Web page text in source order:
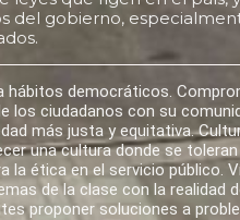
del gobierno,
hábitos democráticos.
los ciudadanos con su
más justa y equitativa.
una cultura donde se
la ética en el servicio público.
de la clase con la realidad
proponer soluciones a